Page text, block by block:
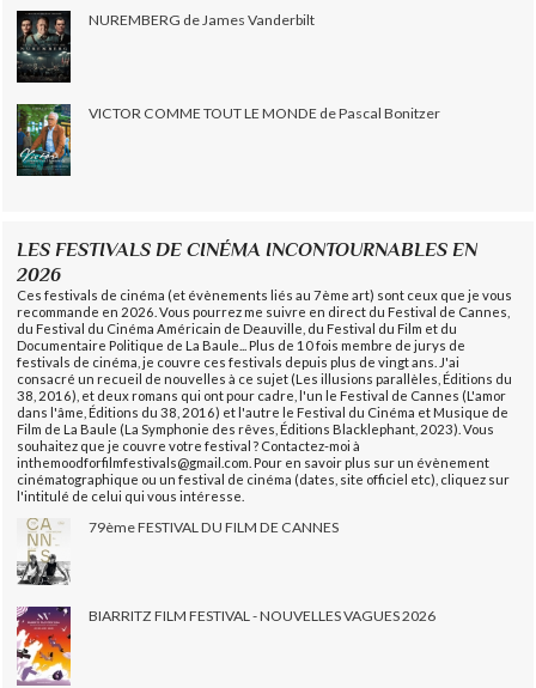
NUREMBERG de James Vanderbilt
VICTOR COMME TOUT LE MONDE de Pascal Bonitzer
LES FESTIVALS DE CINÉMA INCONTOURNABLES EN
2026
Ces festivals de cinéma (et évènements liés au 7ème art) sont ceux que je vous
recommande en 2026. Vous pourrez me suivre en direct du Festival de Cannes,
du Festival du Cinéma Américain de Deauville, du Festival du Film et du
Documentaire Politique de La Baule... Plus de 10 fois membre de jurys de
festivals de cinéma, je couvre ces festivals depuis plus de vingt ans. J'ai
consacré un recueil de nouvelles à ce sujet (Les illusions parallèles, Éditions du
38, 2016), et deux romans qui ont pour cadre, l'un le Festival de Cannes (L'amor
dans l'âme, Éditions du 38, 2016) et l'autre le Festival du Cinéma et Musique de
Film de La Baule (La Symphonie des rêves, Éditions Blacklephant, 2023). Vous
souhaitez que je couvre votre festival ? Contactez-moi à
inthemoodforfilmfestivals@gmail.com. Pour en savoir plus sur un évènement
cinématographique ou un festival de cinéma (dates, site officiel etc), cliquez sur
l'intitulé de celui qui vous intéresse.
79ème FESTIVAL DU FILM DE CANNES
BIARRITZ FILM FESTIVAL - NOUVELLES VAGUES 2026